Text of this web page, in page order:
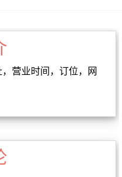
，营业时间，订位，网